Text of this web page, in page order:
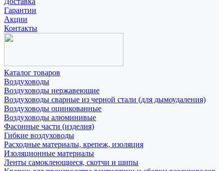
Гарантии
Акции
Контакты
Каталог товаров
Воздуховоды
Воздуховоды нержавеющие
Воздуховоды сварные из черной стали (для дымоудаления)
Воздуховоды оцинкованные
Воздуховоды алюминивые
Фасонные части (изделия)
Гибкие воздуховоды
Расходные материалы, крепеж, изоляция
Изоляционные материалы
Ленты самоклеющиеся, скотчи и шипы